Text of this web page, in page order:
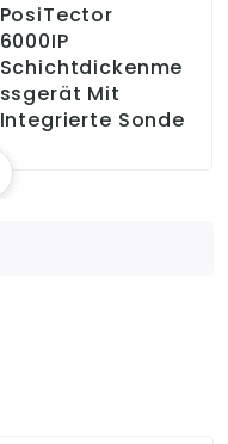
PosiTector
6000IP
Schichtdickenme
Ssgerät Mit
Integrierte Sonde